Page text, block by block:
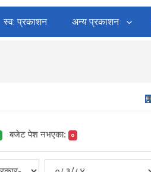
स्व: प्रकाशन अन्य प्रकाशन
बजेट पेश नभएका: ०